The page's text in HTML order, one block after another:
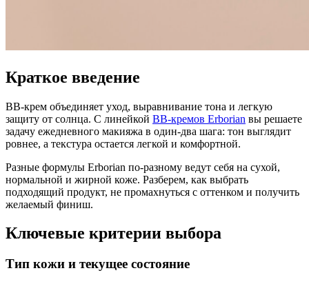
Краткое введение
BB‑крем объединяет уход, выравнивание тона и легкую
защиту от солнца. С линейкой BB‑кремов Erborian вы решаете
задачу ежедневного макияжа в один‑два шага: тон выглядит
ровнее, а текстура остается легкой и комфортной.
Разные формулы Erborian по‑разному ведут себя на сухой,
нормальной и жирной коже. Разберем, как выбрать
подходящий продукт, не промахнуться с оттенком и получить
желаемый финиш.
Ключевые критерии выбора
Тип кожи и текущее состояние